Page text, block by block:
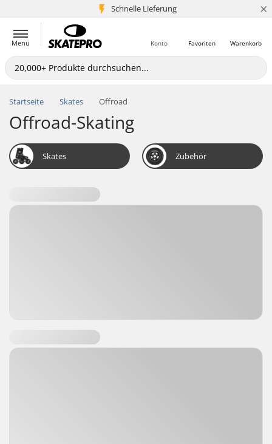
Schnelle Lieferung
5+ Mio. Kunden ×
Menü Warenkorb
Favoriten
Konto
Startseite Skates Offroad
Offroad-Skating
Skates Zubehör